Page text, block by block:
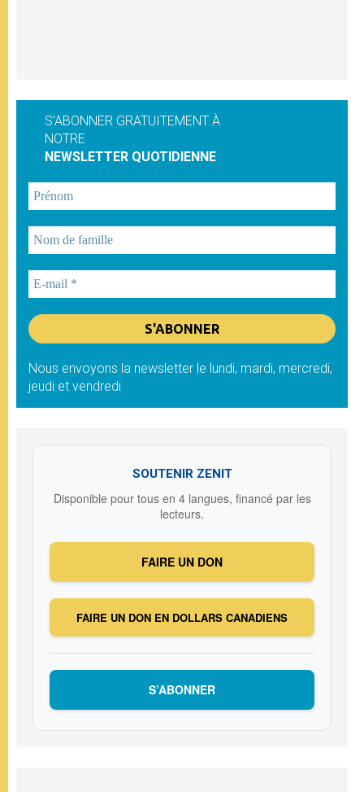
S'ABONNER GRATUITEMENT À
NOTRE
NEWSLETTER QUOTIDIENNE
Nous envoyons la newsletter le lundi, mardi, mercredi,
jeudi et vendredi
SOUTENIR ZENIT
Disponible pour tous en 4 langues, financé par les
lecteurs.
FAIRE UN DON
FAIRE UN DON EN DOLLARS CANADIENS
S’ABONNER